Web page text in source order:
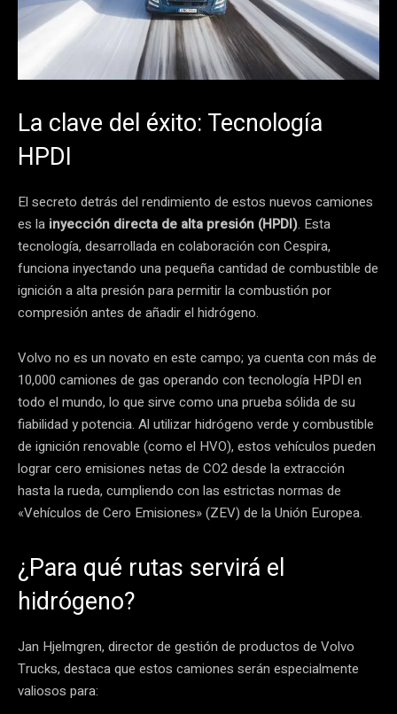
La clave del éxito: Tecnología
HPDI
El secreto detrás del rendimiento de estos nuevos camiones
es la inyección directa de alta presión (HPDI). Esta
tecnología, desarrollada en colaboración con Cespira,
funciona inyectando una pequeña cantidad de combustible de
ignición a alta presión para permitir la combustión por
compresión antes de añadir el hidrógeno.
Volvo no es un novato en este campo; ya cuenta con más de
10,000 camiones de gas operando con tecnología HPDI en
todo el mundo, lo que sirve como una prueba sólida de su
fiabilidad y potencia. Al utilizar hidrógeno verde y combustible
de ignición renovable (como el HVO), estos vehículos pueden
lograr cero emisiones netas de CO2 desde la extracción
hasta la rueda, cumpliendo con las estrictas normas de
«Vehículos de Cero Emisiones» (ZEV) de la Unión Europea.
¿Para qué rutas servirá el
hidrógeno?
Jan Hjelmgren, director de gestión de productos de Volvo
Trucks, destaca que estos camiones serán especialmente
valiosos para: